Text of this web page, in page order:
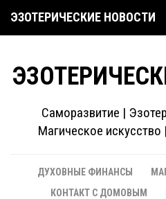
ЭЗОТЕРИЧЕСКИЕ НОВОСТИ
Саморазвитие |
Магическое
ДУХОВНЫЕ ФИНАНСЫ
КОНТАКТ С ДОМОВЫМ